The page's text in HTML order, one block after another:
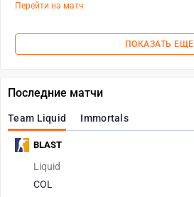
Перейти на матч
ПОКАЗАТЬ ЕЩЕ
Последние матчи
Team Liquid Immortals
Liquid
COL
BLAST